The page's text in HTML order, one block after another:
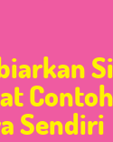
Sendiri